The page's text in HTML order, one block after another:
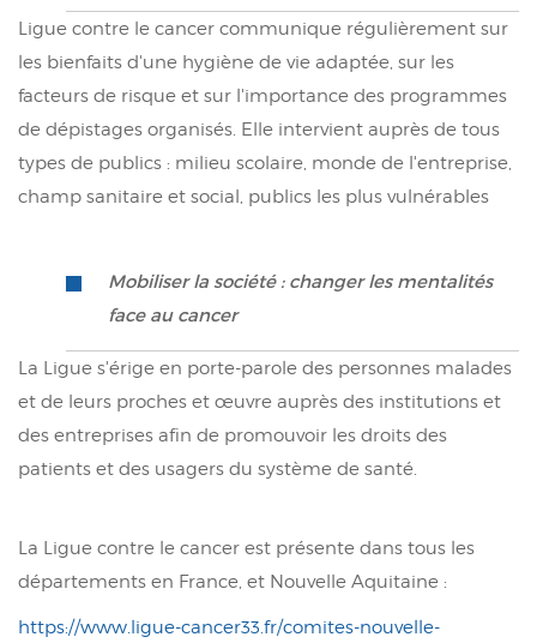
Ligue contre le cancer communique régulièrement sur
les bienfaits d'une hygiène de vie adaptée, sur les
facteurs de risque et sur l'importance des programmes
de dépistages organisés. Elle intervient auprès de tous
types de publics : milieu scolaire, monde de l'entreprise,
champ sanitaire et social, publics les plus vulnérables
Mobiliser la société : changer les mentalités
face au cancer
La Ligue s'érige en porte-parole des personnes malades
et de leurs proches et œuvre auprès des institutions et
des entreprises afin de promouvoir les droits des
patients et des usagers du système de santé.
La Ligue contre le cancer est présente dans tous les
départements en France, et Nouvelle Aquitaine :
https://www.ligue-cancer33.fr/comites-nouvelle-